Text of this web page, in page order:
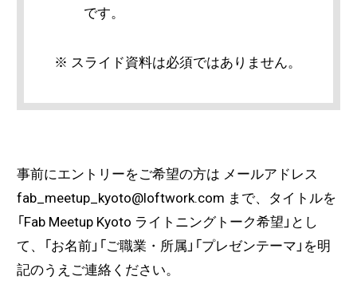
です。
※ スライド資料は必須ではありません。
事前にエントリーをご希望の方は メールアドレス
fab_meetup_kyoto@loftwork.com まで、タイトルを
「Fab Meetup Kyoto ライトニングトーク希望」とし
て、「お名前」「ご職業・所属」「プレゼンテーマ」を明
記のうえご連絡ください。